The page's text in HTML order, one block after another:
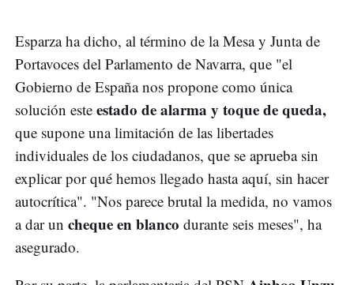
Esparza ha dicho, al término de la Mesa y Junta de
Portavoces del Parlamento de Navarra, que "el
Gobierno de España nos propone como única
solución este estado de alarma y toque de queda,
que supone una limitación de las libertades
individuales de los ciudadanos, que se aprueba sin
explicar por qué hemos llegado hasta aquí, sin hacer
autocrítica". "Nos parece brutal la medida, no vamos
a dar un cheque en blanco durante seis meses", ha
asegurado.